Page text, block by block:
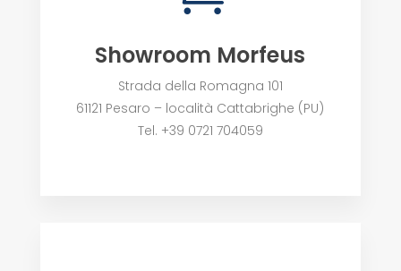
Showroom Morfeus
Strada della Romagna 101
61121 Pesaro – località Cattabrighe (PU)
Tel. +39 0721 704059